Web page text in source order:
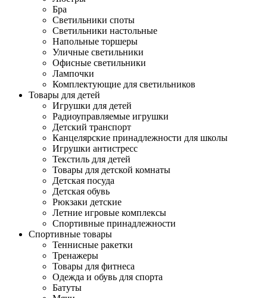
Бра
Светильники споты
Светильники настольные
Напольные торшеры
Уличные светильники
Офисные светильники
Лампочки
Комплектующие для светильников
Товары для детей
Игрушки для детей
Радиоуправляемые игрушки
Детский транспорт
Канцелярские принадлежности для школы
Игрушки антистресс
Текстиль для детей
Товары для детской комнаты
Детская посуда
Детская обувь
Рюкзаки детские
Летние игровые комплексы
Спортивные принадлежности
Спортивные товары
Теннисные ракетки
Тренажеры
Товары для фитнеса
Одежда и обувь для спорта
Батуты